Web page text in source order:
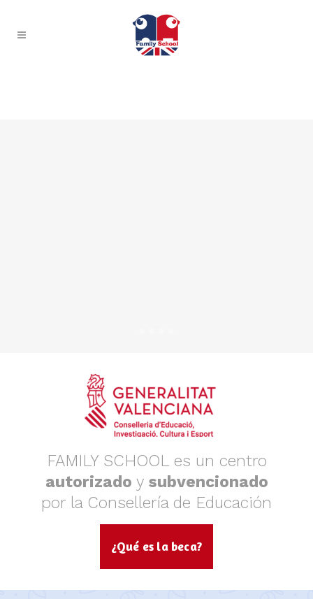
FAMILY SCHOOL es un centro
autorizado y subvencionado
por la Consellería de Educación
¿Qué es la beca?